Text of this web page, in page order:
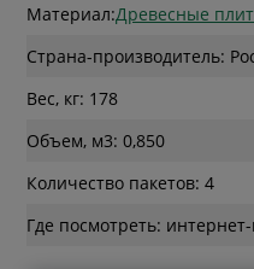
Материал:Древесные
Страна-производитель:
Вес, кг: 178
Объем, м3: 0,850
Количество пакетов: 4
Где посмотреть: